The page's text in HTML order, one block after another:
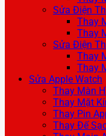
Sửa Điện
Thay
Thay
Sửa Điện
Thay
Thay
Sửa Apple Watch
Thay Màn
Thay Mặt
Thay Pin
Thay Đế